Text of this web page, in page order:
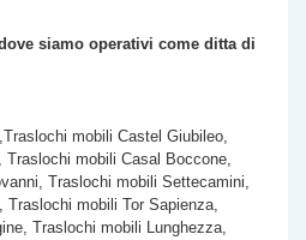
siamo operativi come ditta di
mobili Castel Giubileo,
mobili Casal Boccone,
Traslochi mobili Settecamini,
Traslochi mobili Tor Sapienza,
Traslochi mobili Lunghezza,